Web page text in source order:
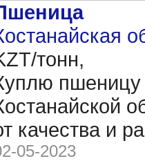
тонн,
пшеницу
качества и
05-2023